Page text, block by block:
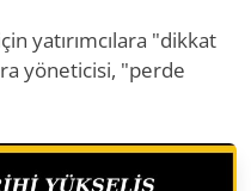
yatırımcılara "dikkat
yöneticisi, "perde